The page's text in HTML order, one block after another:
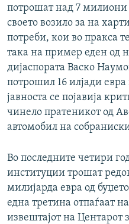
потрошат над 7 милиони
своето возило за на
потреби, кои во пракса
така на пример еден од
дијаспората Васко
потрошил 16 илјади
јавноста се појавија
чинело пратеникот од
автомобил на
Во последните четири
институции трошат
милијарда евра од
една третина отпаѓаат
извештајот на Центарот